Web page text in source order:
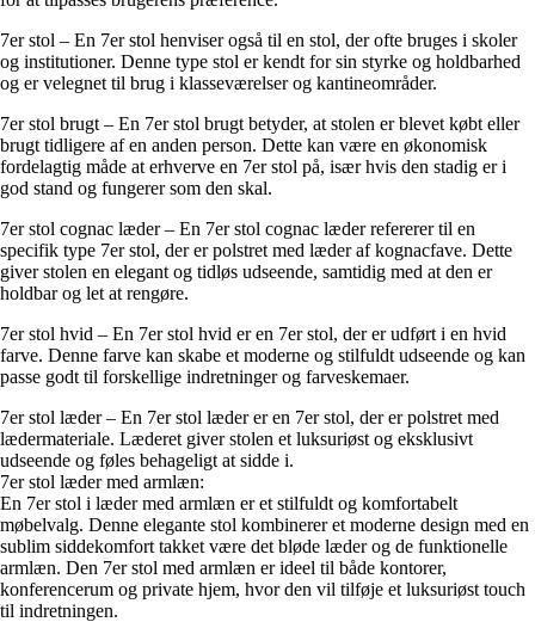
7er stol – En 7er stol henviser også til en stol, der ofte bruges i skoler
og institutioner. Denne type stol er kendt for sin styrke og holdbarhed
og er velegnet til brug i klasseværelser og kantineområder.
7er stol brugt – En 7er stol brugt betyder, at stolen er blevet købt eller
brugt tidligere af en anden person. Dette kan være en økonomisk
fordelagtig måde at erhverve en 7er stol på, især hvis den stadig er i
god stand og fungerer som den skal.
7er stol cognac læder – En 7er stol cognac læder refererer til en
specifik type 7er stol, der er polstret med læder af kognacfave. Dette
giver stolen en elegant og tidløs udseende, samtidig med at den er
holdbar og let at rengøre.
7er stol hvid – En 7er stol hvid er en 7er stol, der er udført i en hvid
farve. Denne farve kan skabe et moderne og stilfuldt udseende og kan
passe godt til forskellige indretninger og farveskemaer.
7er stol læder – En 7er stol læder er en 7er stol, der er polstret med
lædermateriale. Læderet giver stolen et luksuriøst og eksklusivt
udseende og føles behageligt at sidde i.
7er stol læder med armlæn:
En 7er stol i læder med armlæn er et stilfuldt og komfortabelt
møbelvalg. Denne elegante stol kombinerer et moderne design med en
sublim siddekomfort takket være det bløde læder og de funktionelle
armlæn. Den 7er stol med armlæn er ideel til både kontorer,
konferencerum og private hjem, hvor den vil tilføje et luksuriøst touch
til indretningen.